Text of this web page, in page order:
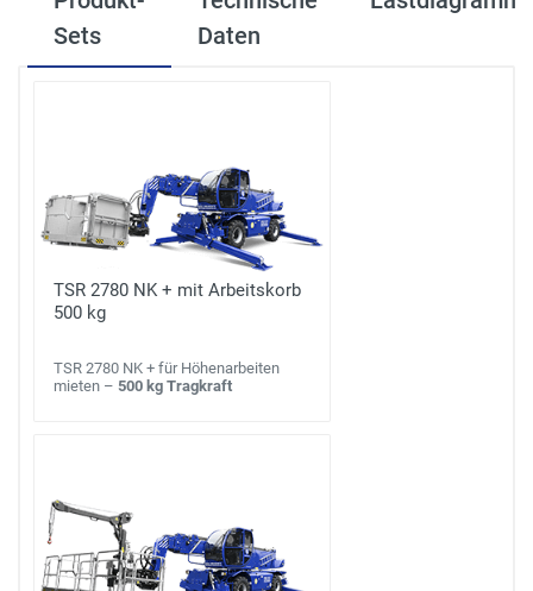
Sets
Daten
TSR 2780 NK + mit Arbeitskorb
500 kg
TSR 2780 NK + für Höhenarbeiten
mieten – 500 kg Tragkraft